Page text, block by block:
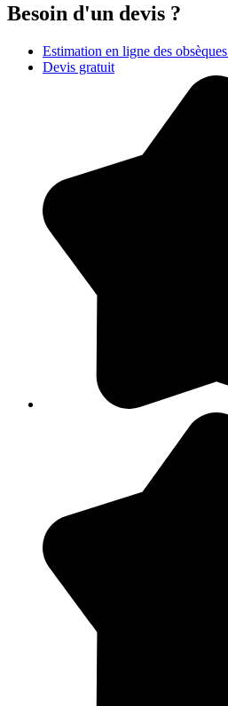
Besoin d'un devis ?
Estimation en ligne des obsèques
Devis gratuit